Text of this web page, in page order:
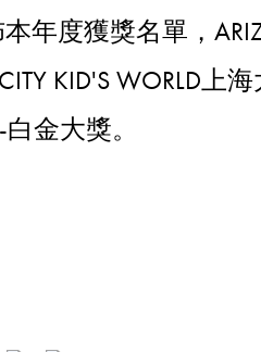
本年度獲獎名單，
KID'S WORLD上
金大獎。